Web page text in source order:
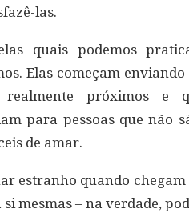
las.
quais podemos
Elas começam enviando
realmente próximos e
para pessoas que não
de amar.
estranho quando
mesmas – na verdade,